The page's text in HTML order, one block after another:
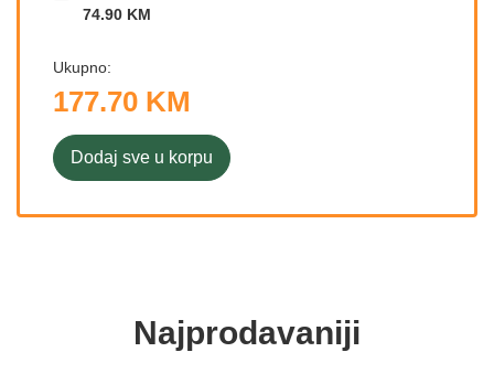
74.90 KM
Ukupno:
177.70 KM
Dodaj sve u korpu
Najprodavaniji